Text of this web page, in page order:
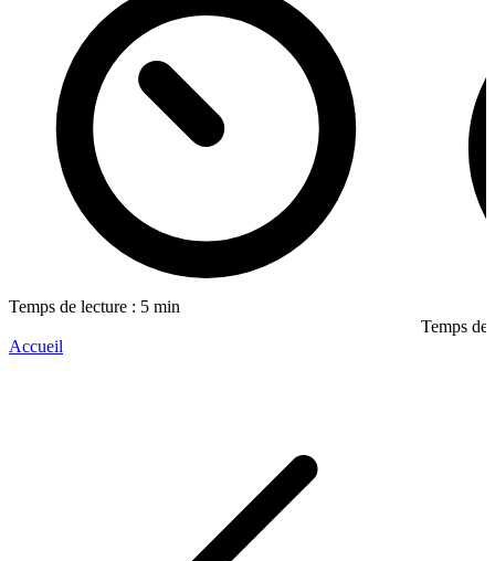
Temps de lecture : 5 min
Temps de
Accueil